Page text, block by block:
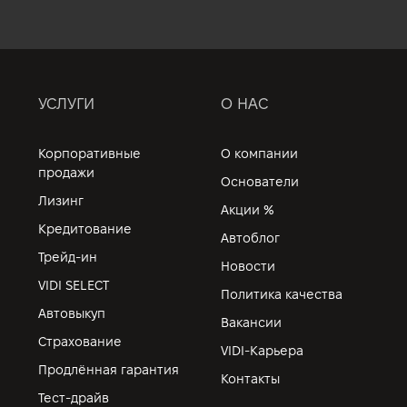
УСЛУГИ
Корпоративные
продажи
Лизинг
Кредитование
Трейд-ин
VIDI SELECT
Автовыкуп
Страхование
Продлённая гарантия
Тест-драйв
О НАС
О компании
Основатели
Акции %
Автоблог
Новости
Политика качества
Вакансии
VIDI-Карьера
Контакты